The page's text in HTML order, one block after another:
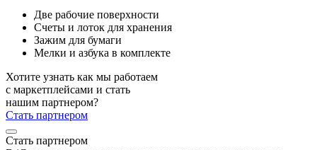
Две рабочие поверхности
Счеты и лоток для хранения
Зажим для бумаги
Мелки и азбука в комплекте
Хотите узнать как мы работаем
с маркетплейсами и стать
нашим партнером?
Стать партнером
Стать партнером